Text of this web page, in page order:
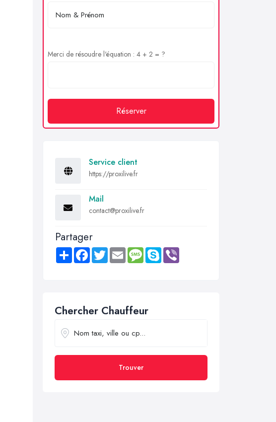
Merci de résoudre l'équation : 4 + 2 = ?
Réserver
Service client
https://proxilive.fr
Mail
contact@proxilive.fr
Partager
Share FacebookTwitter Email MessageSkype
Chercher Chauffeur
Trouver